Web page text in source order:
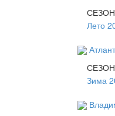
СЕЗОН
Лето
Атлант
СЕЗОН
Зима